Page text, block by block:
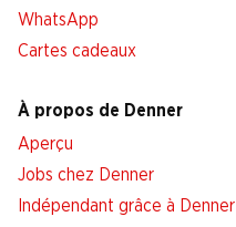
WhatsApp
Cartes cadeaux
À propos de Denner
Aperçu
Jobs chez Denner
Indépendant grâce à Denner